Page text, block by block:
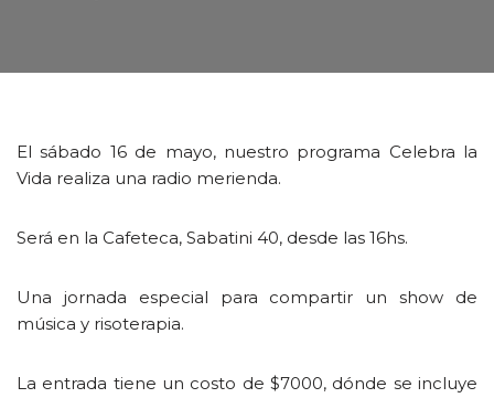
El sábado 16 de mayo, nuestro programa Celebra la
Vida realiza una radio merienda.
Será en la Cafeteca, Sabatini 40, desde las 16hs.
Una jornada especial para compartir un show de
música y risoterapia.
La entrada tiene un costo de $7000, dónde se incluye